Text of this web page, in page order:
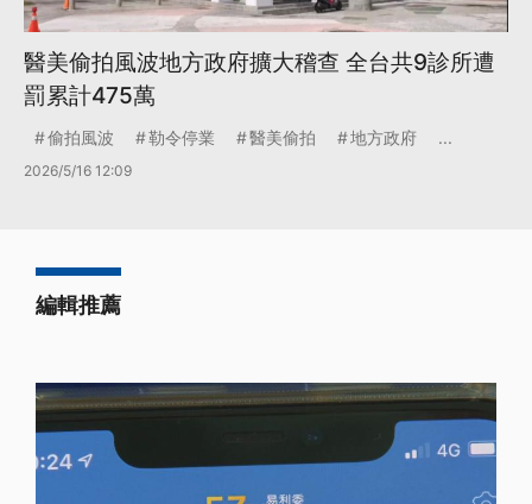
醫美偷拍風波地方政府擴大稽查 全台共9診所遭
罰累計475萬
偷拍風波 勒令停業 醫美偷拍 地方政府 ...
2026/5/16 12:09
編輯推薦